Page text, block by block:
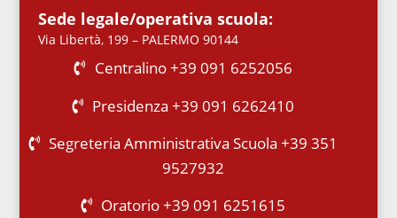
Sede legale/operativa scuola:
Via Libertà, 199 – PALERMO 90144
Centralino +39 091 6252056
Presidenza +39 091 6262410
Segreteria Amministrativa Scuola +39 351
9527932
Oratorio +39 091 6251615